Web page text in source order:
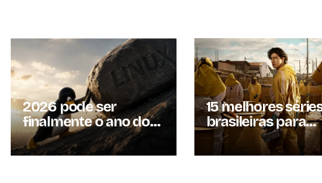
2026 pode ser
finalmente o ano do
Linux? Entenda por
que essa previsão
15 melhores
brasileiras para
assistir em 2026